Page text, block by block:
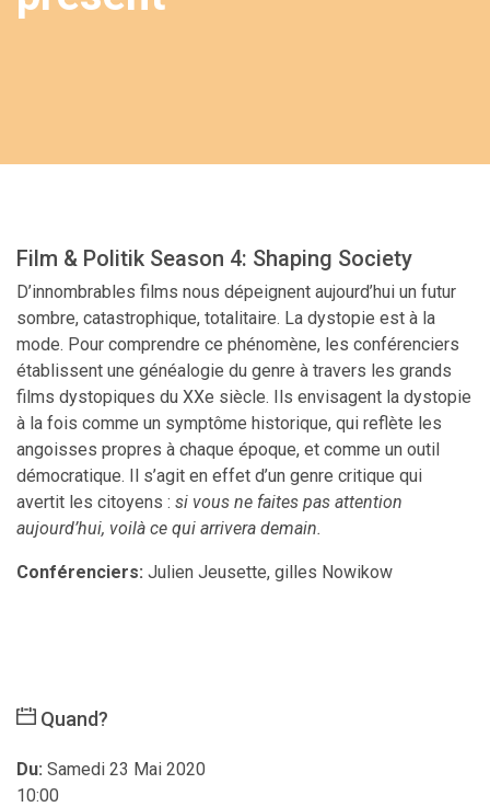
Film & Politik Season 4: Shaping Society
D’innombrables films nous dépeignent aujourd’hui un futur
sombre, catastrophique, totalitaire. La dystopie est à la
mode. Pour comprendre ce phénomène, les conférenciers
établissent une généalogie du genre à travers les grands
films dystopiques du XXe siècle. Ils envisagent la dystopie
à la fois comme un symptôme historique, qui reflète les
angoisses propres à chaque époque, et comme un outil
démocratique. Il s’agit en effet d’un genre critique qui
avertit les citoyens : si vous ne faites pas attention
aujourd’hui, voilà ce qui arrivera demain.
Conférenciers: Julien Jeusette, gilles Nowikow
Quand?
Du: Samedi 23 Mai 2020
10:00